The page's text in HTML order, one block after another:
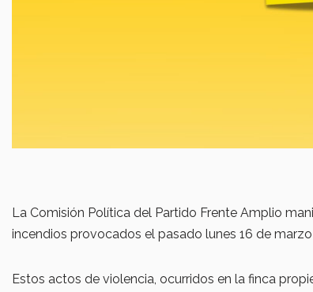
La Comisión Política del Partido Frente Amplio
incendios provocados el pasado lunes 16 de
Estos actos de violencia, ocurridos en la finca